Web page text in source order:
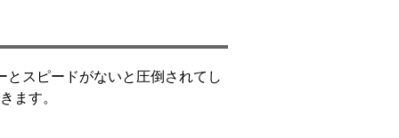
スピードがないと圧倒されてし
ます。